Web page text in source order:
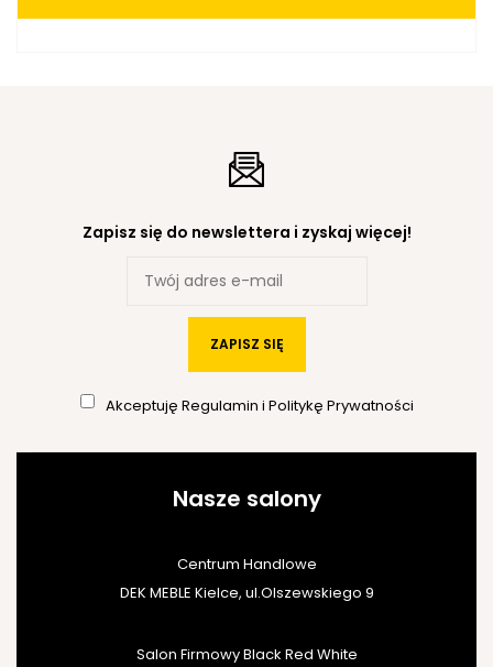
Zapisz się do newslettera i zyskaj więcej!
ZAPISZ SIĘ
Akceptuję Regulamin i Politykę Prywatności
Nasze salony
Centrum Handlowe
DEK MEBLE Kielce, ul.Olszewskiego 9
Salon Firmowy Black Red White